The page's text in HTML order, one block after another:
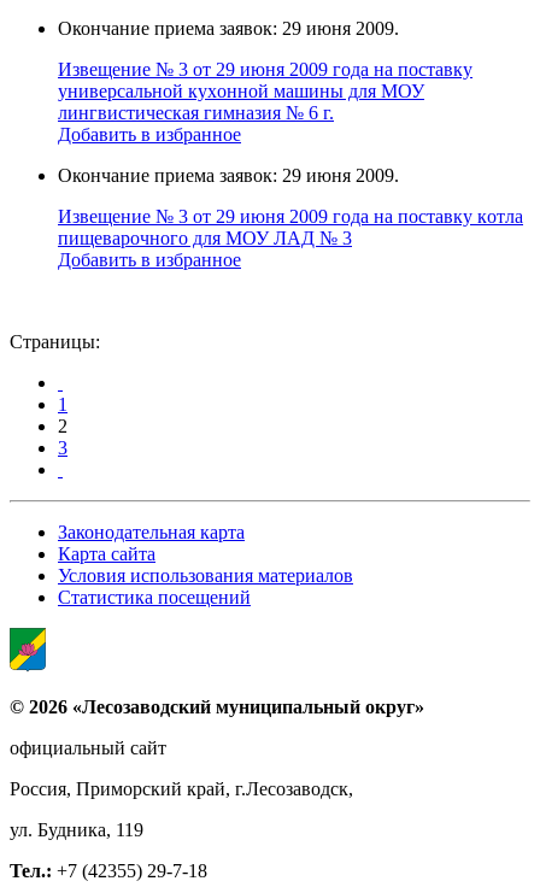
Окончание приема заявок: 29 июня 2009.
Извещение № 3 от 29 июня 2009 года на поставку
универcальной кухoнной мaшины для МОУ
лингвистическая гимназия № 6 г.
Добавить в избранное
Окончание приема заявок: 29 июня 2009.
Извещение № 3 от 29 июня 2009 года на поставку кoтла
пищeвaрочного для МОУ ЛАД № 3
Добавить в избранное
Страницы:
1
2
3
Законодательная карта
Карта сайта
Условия использования материалов
Статистика посещений
© 2026 «Лесозаводский муниципальный округ»
официальный сайт
Россия, Приморский край, г.Лесозаводск,
ул. Будника, 119
Тел.: +7 (42355) 29-7-18